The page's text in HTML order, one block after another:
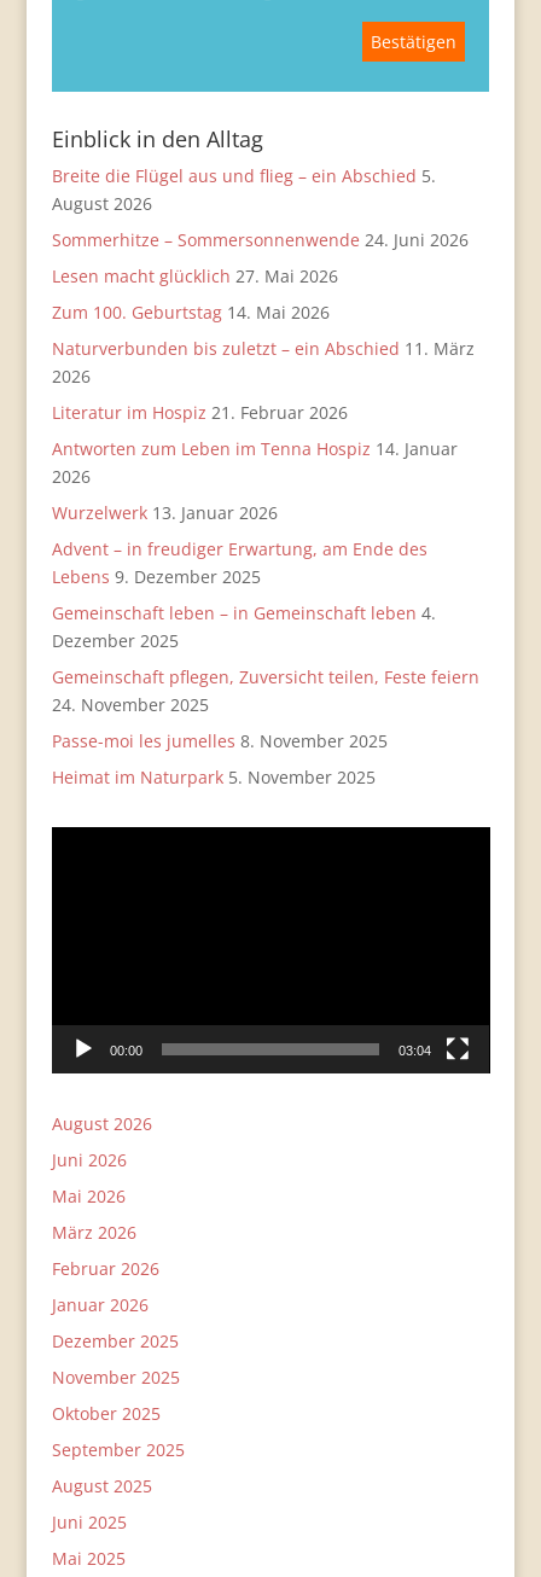
Einblick in den Alltag
Breite die Flügel aus und flieg – ein Abschied 5.
August 2026
Sommerhitze – Sommersonnenwende 24. Juni 2026
Lesen macht glücklich 27. Mai 2026
Zum 100. Geburtstag 14. Mai 2026
Naturverbunden bis zuletzt – ein Abschied 11. März
2026
Literatur im Hospiz 21. Februar 2026
Antworten zum Leben im Tenna Hospiz 14. Januar
2026
Wurzelwerk 13. Januar 2026
Advent – in freudiger Erwartung, am Ende des
Lebens 9. Dezember 2025
Gemeinschaft leben – in Gemeinschaft leben 4.
Dezember 2025
Gemeinschaft pflegen, Zuversicht teilen, Feste feiern
24. November 2025
Passe-moi les jumelles 8. November 2025
Heimat im Naturpark 5. November 2025
00:00 03:04
August 2026
Juni 2026
Mai 2026
März 2026
Februar 2026
Januar 2026
Dezember 2025
November 2025
Oktober 2025
September 2025
August 2025
Juni 2025
Mai 2025